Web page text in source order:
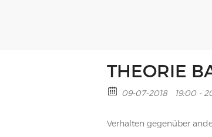
THEORIE
09-07-2018 19:00 -
Verhalten gegenüber